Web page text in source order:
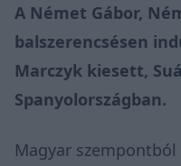
A Német Gábor,
balszerencsésen
Marczyk kiesett,
Spanyolországban.
Magyar